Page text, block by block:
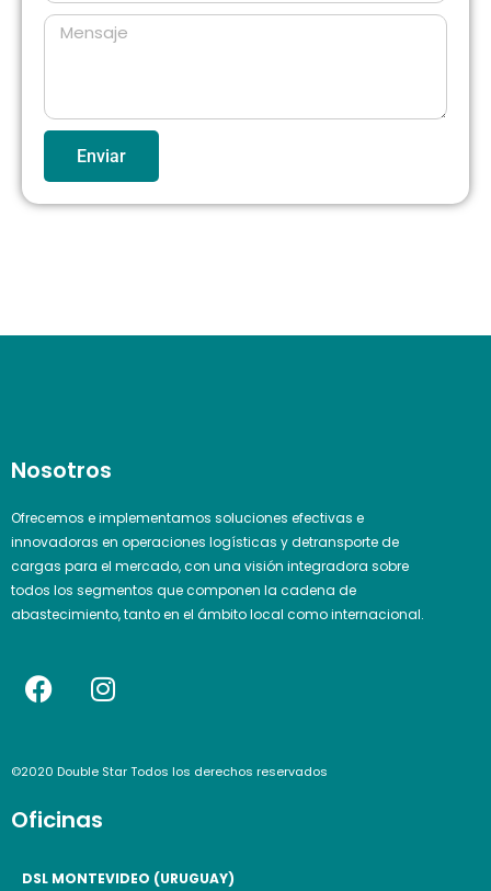
Enviar
Nosotros
Ofrecemos e implementamos soluciones efectivas e
innovadoras en operaciones logísticas y detransporte de
cargas para el mercado, con una visión integradora sobre
todos los segmentos que componen la cadena de
abastecimiento, tanto en el ámbito local como internacional.
F
a
e
o
k
I
n
t
g
a
©2020 Double Star Todos los derechos reservados
Oficinas
DSL MONTEVIDEO (URUGUAY)